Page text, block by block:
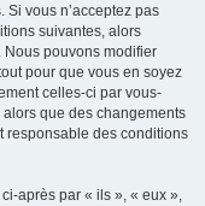
vous n’acceptez pas
suivantes, alors
Nous pouvons modifier
pour que vous en soyez
celles-ci par vous-
que des changements
responsable des conditions
après par « ils », « eux »,